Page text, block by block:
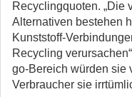
Recyclingquoten. „Die
Alternativen bestehen
Kunststoff-
Recycling
go-Bereich würden sie
Verbraucher sie